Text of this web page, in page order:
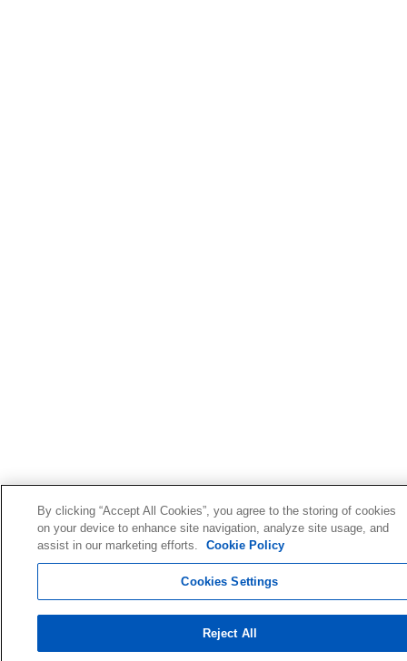
By clicking “Accept All Cookies”, you agree to the storing of cookies
on your device to enhance site navigation, analyze site usage, and
assist in our marketing efforts.
Cookie Policy
Cookies Settings
Reject All